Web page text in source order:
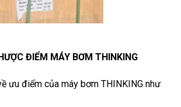
ĐIỂM MÁY BƠM THINKING
ưu điểm của máy bơm THINKING như